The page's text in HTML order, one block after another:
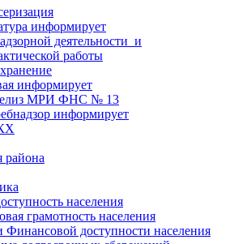
информирует
деятельности и
работы
информирует
МРИ ФНС № 13
информирует
района
населения
грамотность населения
Финансовой доступности населения